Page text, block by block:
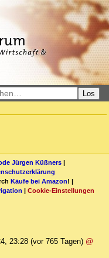
Los
Jürgen Küßners |
Käufe bei Amazon! |
| Cookie-Einstellungen
23:28 (vor 765 Tagen) @